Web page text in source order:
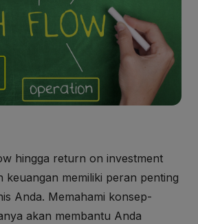
hingga return on investment
keuangan memiliki peran penting
Anda. Memahami konsep-
akan membantu Anda